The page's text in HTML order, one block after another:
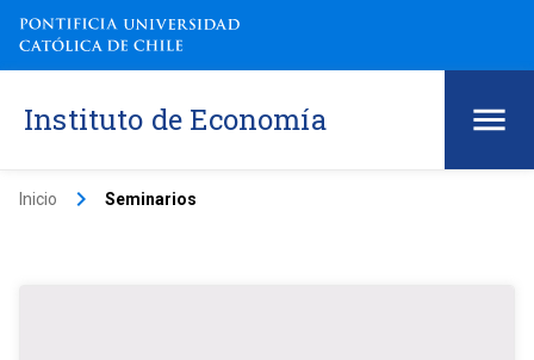
Instituto de Economía
Inicio keyboard_arrow_right Seminarios